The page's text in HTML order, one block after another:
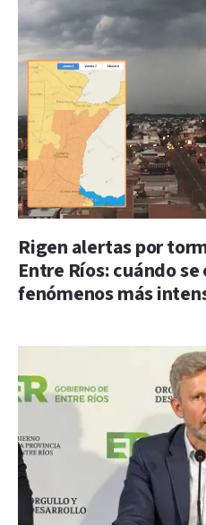
Rigen alertas por
Entre Ríos: cuándo se
fenómenos más